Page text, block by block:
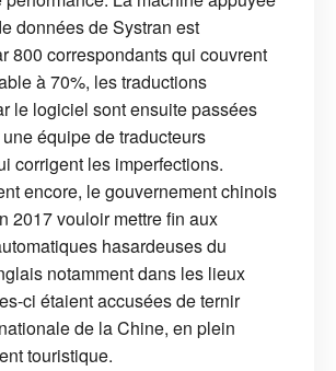
données de Systran est
800 correspondants qui couvrent
à 70%, les traductions
le logiciel sont ensuite passées
équipe de traducteurs
corrigent les imperfections.
encore, le gouvernement chinois
2017 vouloir mettre fin aux
hasardeuses du
notamment dans les lieux
ci étaient accusées de ternir
de la Chine, en plein
touristique.